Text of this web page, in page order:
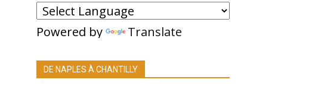
Powered by Translate
DE NAPLES À CHANTILLY